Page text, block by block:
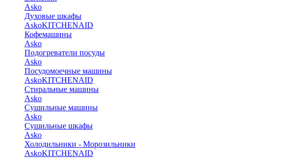
Asko
Духовые шкафы
AskoKITCHENAID
Кофемашины
Asko
Подогреватели посуды
Asko
Посудомоечные машины
AskoKITCHENAID
Стиральные машины
Asko
Сушильные машины
Asko
Сушильные шкафы
Asko
Холодильники - Морозильники
AskoKITCHENAID